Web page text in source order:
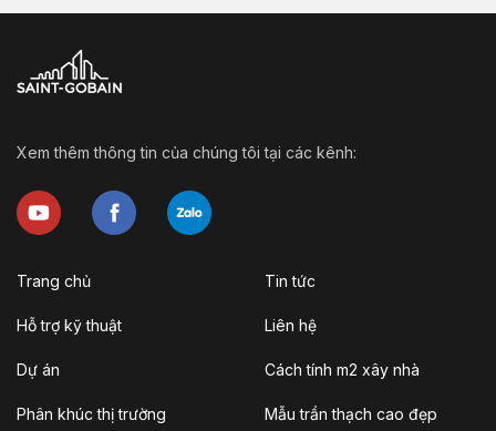
Xem thêm thông tin của chúng tôi tại các kênh:
Trang chủ
Hỗ trợ kỹ thuật
Dự án
Phân khúc thị trường
Tin tức
Liên hệ
Cách tính m2 xây nhà
Mẫu trần thạch cao đẹp